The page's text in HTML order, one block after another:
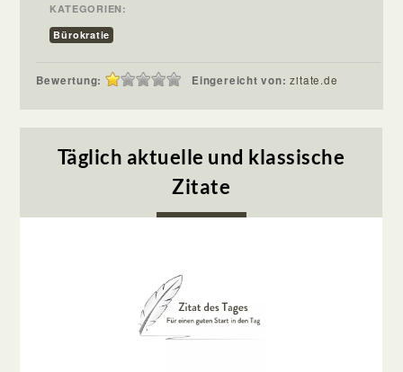
KATEGORIEN:
Bürokratie
Bewertung: Eingereicht von:zitate.de